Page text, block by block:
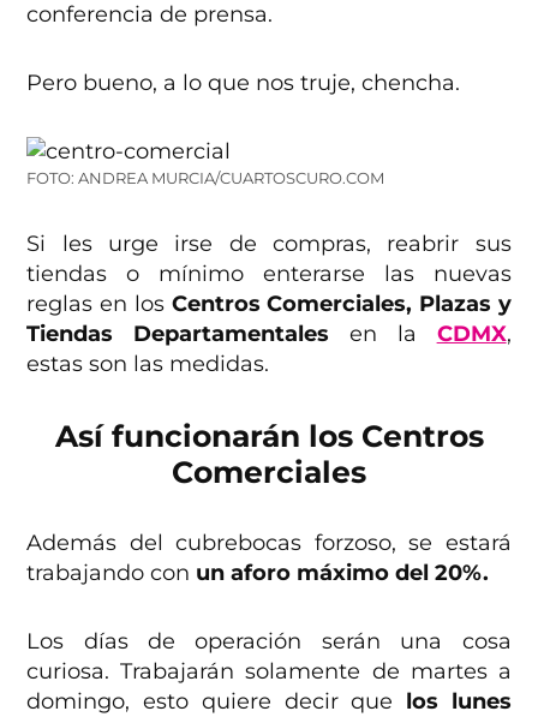
conferencia de prensa.
Pero bueno, a lo que nos truje, chencha.
FOTO: ANDREA MURCIA/CUARTOSCURO.COM
Si les urge irse de compras, reabrir sus
tiendas o mínimo enterarse las nuevas
reglas en los Centros Comerciales, Plazas y
Tiendas Departamentales en la CDMX,
estas son las medidas.
Así funcionarán los Centros
Comerciales
Además del cubrebocas forzoso, se estará
trabajando con un aforo máximo del 20%.
Los días de operación serán una cosa
curiosa. Trabajarán solamente de martes a
domingo, esto quiere decir que los lunes